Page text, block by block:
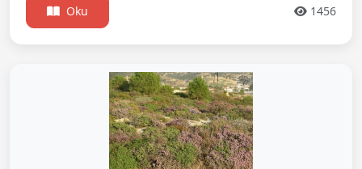
Oku 1456